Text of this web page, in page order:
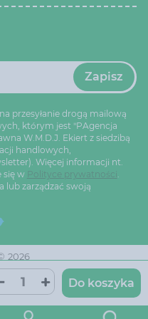
Do koszyka
Zapisz
przesyłanie drogą mailową
którym jest "PAgencja
W.M.D.J. Ekiert z siedzibą
handlowych,
Więcej informacji nt.
się w Polityce prywatności
lub zarządzać swoją
2026
sklepu:
Aptus.pl